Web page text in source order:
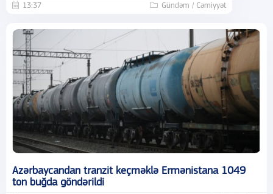
13:37 Gündəm / Cəmiyyət
Azərbaycandan tranzit keçməklə Ermənistana 1049
ton buğda göndərildi